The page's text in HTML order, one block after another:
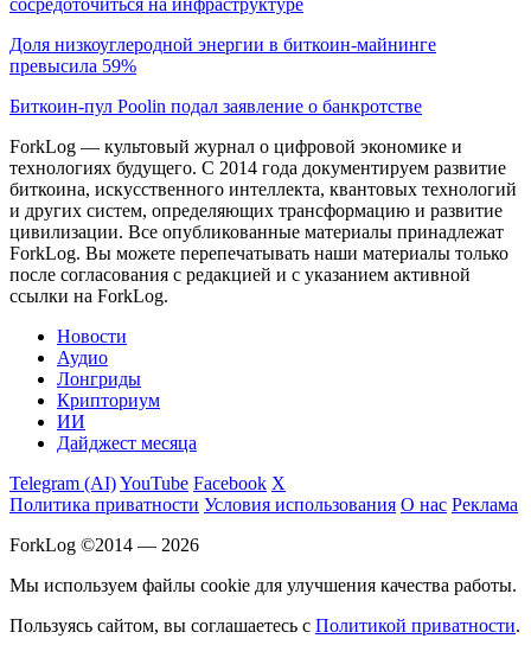
Доля низкоуглеродной энергии в биткоин-майнинге
превысила 59%
Биткоин-пул Poolin подал заявление о банкротстве
ForkLog — культовый журнал о цифровой экономике и
технологиях будущего. С 2014 года документируем развитие
биткоина, искусственного интеллекта, квантовых технологий
и других систем, определяющих трансформацию и развитие
цивилизации. Все опубликованные материалы принадлежат
ForkLog. Вы можете перепечатывать наши материалы только
после согласования с редакцией и с указанием активной
ссылки на ForkLog.
Новости
Аудио
Лонгриды
Крипториум
ИИ
Дайджест месяца
Telegram (AI)YouTube Facebook X
Политика приватности Условия использования О нас Реклама
ForkLog ©2014 — 2026
Мы используем файлы cookie для улучшения качества работы.
Пользуясь сайтом, вы соглашаетесь с Политикой приватности.